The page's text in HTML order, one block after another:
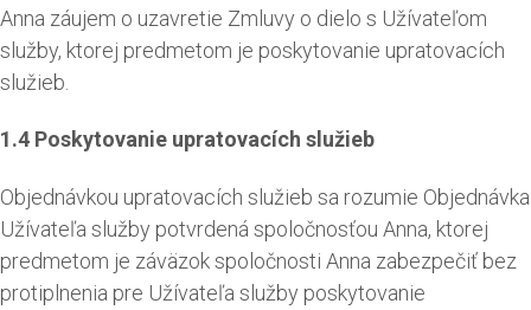
Anna záujem o uzavretie Zmluvy o dielo s Užívateľom
služby, ktorej predmetom je poskytovanie upratovacích
služieb.
1.4 Poskytovanie upratovacích služieb
Objednávkou upratovacích služieb sa rozumie Objednávka
Užívateľa služby potvrdená spoločnosťou Anna, ktorej
predmetom je záväzok spoločnosti Anna zabezpečiť bez
protiplnenia pre Užívateľa služby poskytovanie